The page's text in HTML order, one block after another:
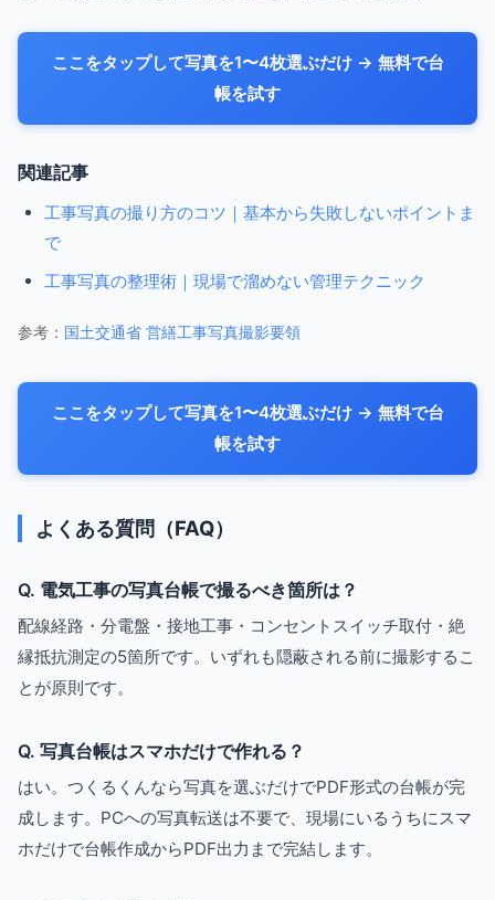
ここをタップして写真を1〜4枚選ぶだけ → 無料で台
帳を試す
関連記事
工事写真の撮り方のコツ｜基本から失敗しないポイントま
で
工事写真の整理術｜現場で溜めない管理テクニック
参考： 国土交通省 営繕工事写真撮影要領
ここをタップして写真を1〜4枚選ぶだけ → 無料で台
帳を試す
よくある質問（FAQ）
Q. 電気工事の写真台帳で撮るべき箇所は？
配線経路・分電盤・接地工事・コンセントスイッチ取付・絶
縁抵抗測定の5箇所です。いずれも隠蔽される前に撮影するこ
とが原則です。
Q. 写真台帳はスマホだけで作れる？
はい。つくるくんなら写真を選ぶだけでPDF形式の台帳が完
成します。PCへの写真転送は不要で、現場にいるうちにスマ
ホだけで台帳作成からPDF出力まで完結します。